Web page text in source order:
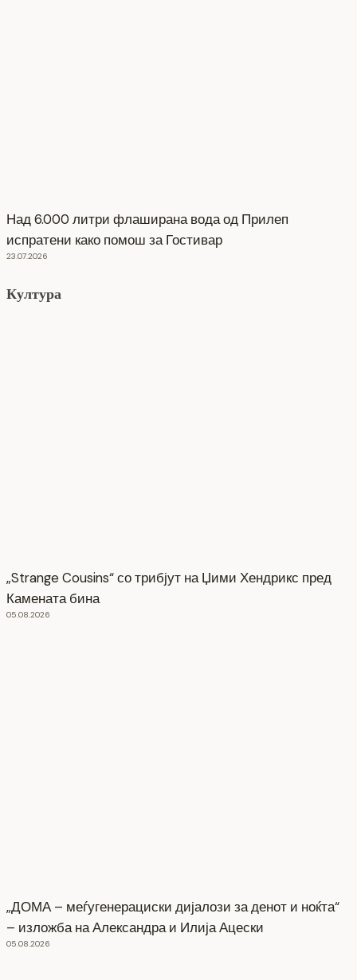
Над 6.000 литри флаширана вода од Прилеп
испратени како помош за Гостивар
23.07.2026
Култура
„Strange Cousins“ со трибјут на Џими Хендрикс пред
Камената бина
05.08.2026
„ДОМА – меѓугенерациски дијалози за денот и ноќта“
– изложба на Александра и Илија Ацески
05.08.2026